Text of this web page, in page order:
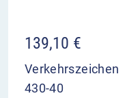
139,10 €
Verkehrszeichen
430-40